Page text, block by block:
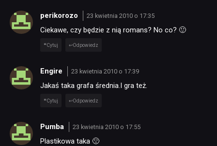
perikorozo 23 kwietnia 2010 o 17:35
Ciekawe, czy będzie z nią romans? No co? 🙂
Cytuj Odpowiedz
Engire 23 kwietnia 2010 o 17:39
Jakaś taka grafa średnia.I gra też.
Cytuj Odpowiedz
Pumba 23 kwietnia 2010 o 17:55
Plastikowa taka 🙁